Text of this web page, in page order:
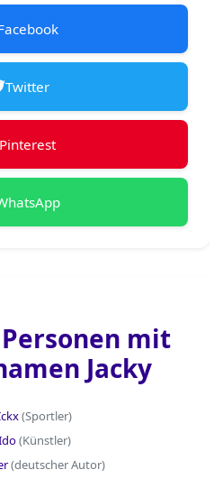
Twitter
Pinterest
mit
Jacky
(Sportler)
(Künstler)
(deutscher Autor)